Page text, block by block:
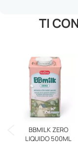
TI
BBMILK ZERO
LIQUIDO 500ML